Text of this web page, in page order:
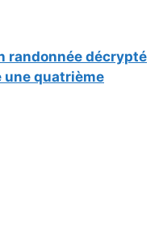
randonnée décrypté
une quatrième